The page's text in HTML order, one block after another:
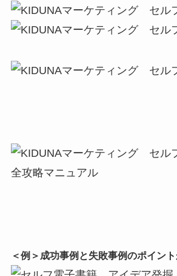
＜例＞成功事例と失敗事例のポイント